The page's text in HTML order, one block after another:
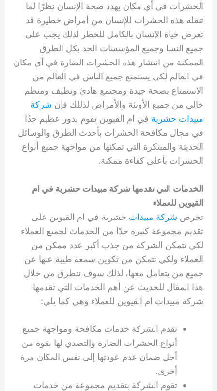
الحشرات في أي مكان يهدد صحة الإنسان نظرًا لما
تنقله هذه الحشرات للإنسان من أمراض خطيرة قد
تعرض حياة الإنسان بالكامل للخطر لذلك يجب على
جميع النسا وجميع المؤسسات الحد بكل الطرق
الممكنة من انتشار هذه الحشرات الضارة في أي مكان
في العالم لكي يستمتع جميع الناس في العالم من
الاستمتاع بصحة جيدة ومجتمع هادئ ونظيف ومنظم
خالي من جميع الأوبئة والأمراض لذللك فإن شركة
مبيدات حشرية في ام القيوين تقوم بدور عظيم جدًا
في مجال مكافحة الحشرات بأحدث الطرق والوسائل
الحديثة والمبتكرة التي تمكنها من مواجهة جميع أنواع
الحشرات بأعلى كفاءة ممكنة.
الخدمات التي تقدمها شركة مبيدات حشرية في ام
القيوين للعملاء
تحرص شركة مبيدات حشرية في ام القيوين على
تقديم مجموعة كبيرة جدًا من الخدمات لجميع العملاء
لكي تتمكن الشركة من جذب أكبر عدد ممكن من
العملاء ولكي تتمكن من تكوين سمعة طيبة عنها عن
جميع من يتعامل معها، لذلك سوف نتطرق من خلال
هذا المقال للحديث عن أهم الخدمات التي تقدمها
شركة مبيدات ام القيوين للعملاء وهي كما يلي:
تقدم الشركة خدمات مكافحة ومواجهة جميع
أنواع الحشرات الضارة والتصدي لها بقوة من
أجل ضمان عدم عودتها إلى نفس المكان مرة
أخرى.
تقوم الشركة بتقديم مجموعة من خدمات